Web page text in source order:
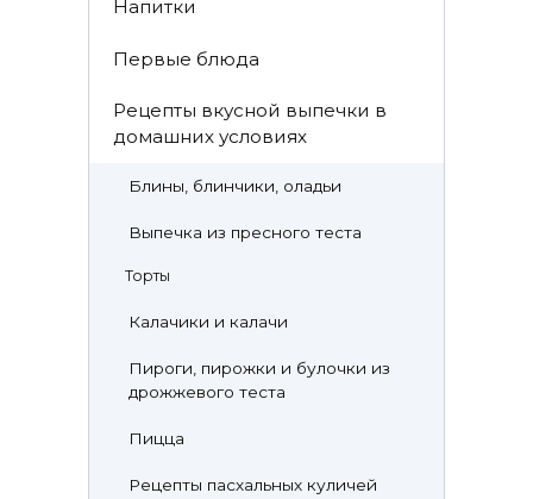
Напитки
Первые блюда
Рецепты вкусной выпечки в
домашних условиях
Блины, блинчики, оладьи
Выпечка из пресного теста
Торты
Калачики и калачи
Пироги, пирожки и булочки из
дрожжевого теста
Пицца
Рецепты пасхальных куличей